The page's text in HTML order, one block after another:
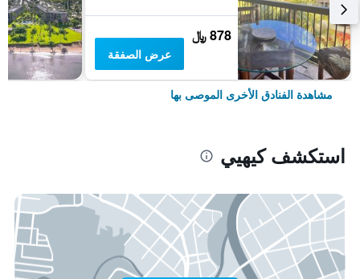
878 ﷼
عرض الصفقة
مشاهدة الفنادق الأخرى الموصى بها
استكشف كيهيي